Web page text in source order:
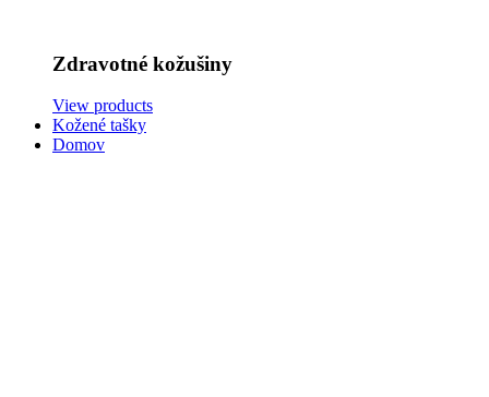
Zdravotné kožušiny
View products
Kožené tašky
Domov